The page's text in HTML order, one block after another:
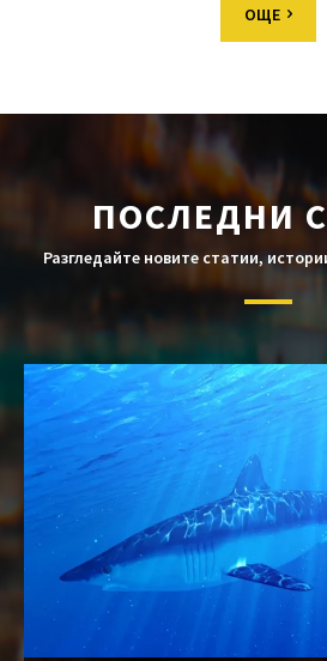
ОЩЕ
ПОСЛЕДНИ
Разгледайте новите статии,